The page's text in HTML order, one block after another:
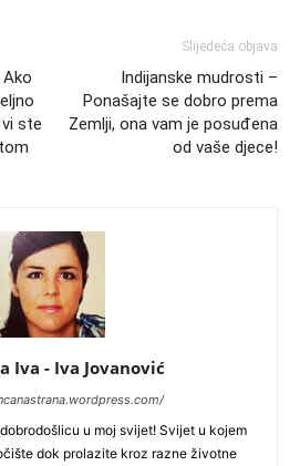
ste
Slijedeća objava
Indijanske mudrosti –
Ponašajte se dobro prema
Zemlji, ona vam je posuđena
od vaše djece!
Iva - Iva Jovanović
u moj svijet! Svijet u kojem
dok prolazite kroz razne životne